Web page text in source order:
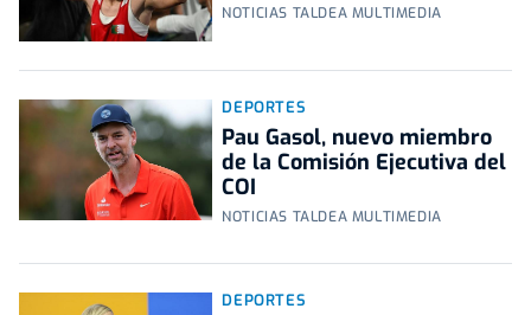
NOTICIAS TALDEA MULTIMEDIA
DEPORTES
Pau Gasol, nuevo miembro
de la Comisión Ejecutiva del
COI
NOTICIAS TALDEA MULTIMEDIA
DEPORTES